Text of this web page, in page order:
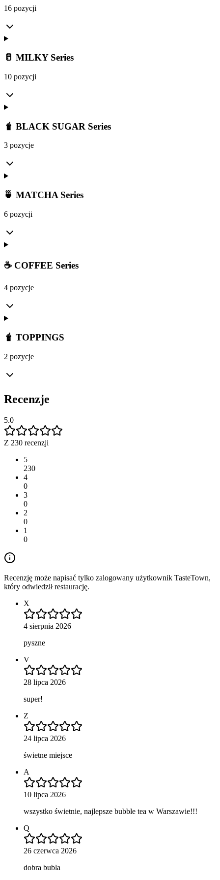
16 pozycji
🥛 MILKY Series
10 pozycji
🧋 BLACK SUGAR Series
3 pozycje
🍵 MATCHA Series
6 pozycji
☕ COFFEE Series
4 pozycje
🧋 TOPPINGS
2 pozycje
Recenzje
5.0
Z 230 recenzji
5
230
4
0
3
0
2
0
1
0
Recenzję może napisać tylko zalogowany użytkownik TasteTown,
który odwiedził restaurację.
X
4 sierpnia 2026
pyszne
V
28 lipca 2026
super!
Z
24 lipca 2026
świetne miejsce
A
10 lipca 2026
wszystko świetnie, najlepsze bubble tea w Warszawie!!!
Q
26 czerwca 2026
dobra bubla